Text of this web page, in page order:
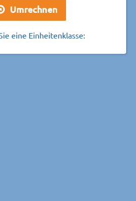
eine Einheitenklasse: